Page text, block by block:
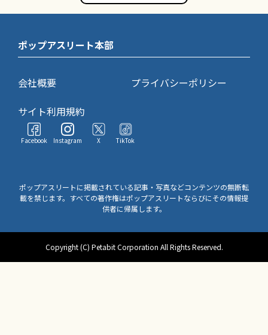
ポップアスリート本部
会社概要
プライバシーポリシー
サイト利用規約
Facebook Instagram X TikTok
ポップアスリートに掲載されている記事・写真などコンテンツの無断転
載を禁じます。すべての著作権はポップアスリートならびにその情報提
供者に帰属します。
Copyright (C) Petabit Corporation All Rights Reserved.